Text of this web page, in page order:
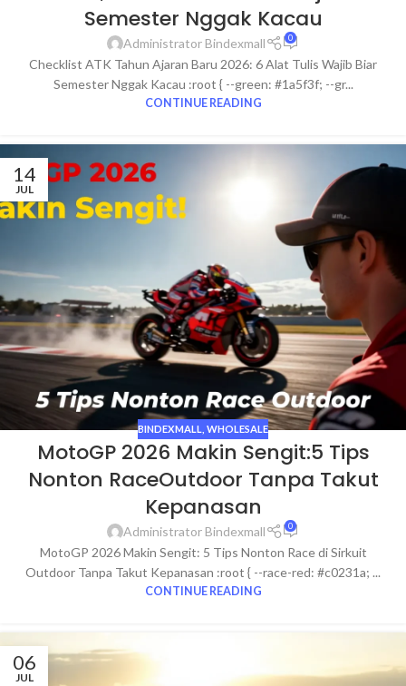
Semester Nggak Kacau
Administrator Bindexmall 0
Checklist ATK Tahun Ajaran Baru 2026: 6 Alat Tulis Wajib Biar
Semester Nggak Kacau :root { --green: #1a5f3f; --gr...
CONTINUE READING
14
JUL
BINDEXMALL WHOLESALE
MotoGP 2026 Makin Sengit:5 Tips
Nonton RaceOutdoor Tanpa Takut
Kepanasan
Administrator Bindexmall 0
MotoGP 2026 Makin Sengit: 5 Tips Nonton Race di Sirkuit
Outdoor Tanpa Takut Kepanasan :root { --race-red: #c0231a; ...
CONTINUE READING
06
JUL